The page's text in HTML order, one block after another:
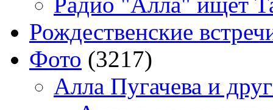
Рождественские
Фото (3217)
Алла Пугачева и